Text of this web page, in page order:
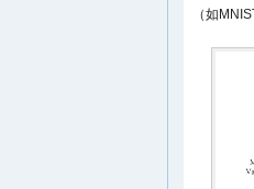
（如